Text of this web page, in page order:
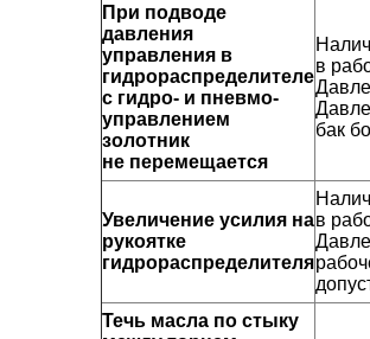
При подводе
давления
управления в
гидрораспределителе
с гидро- и пневмо-
управлением
золотник
не перемещается
в
бак
Увеличение усилия на
рукоятке
гидрораспределителя
в
Течь масла по стыку